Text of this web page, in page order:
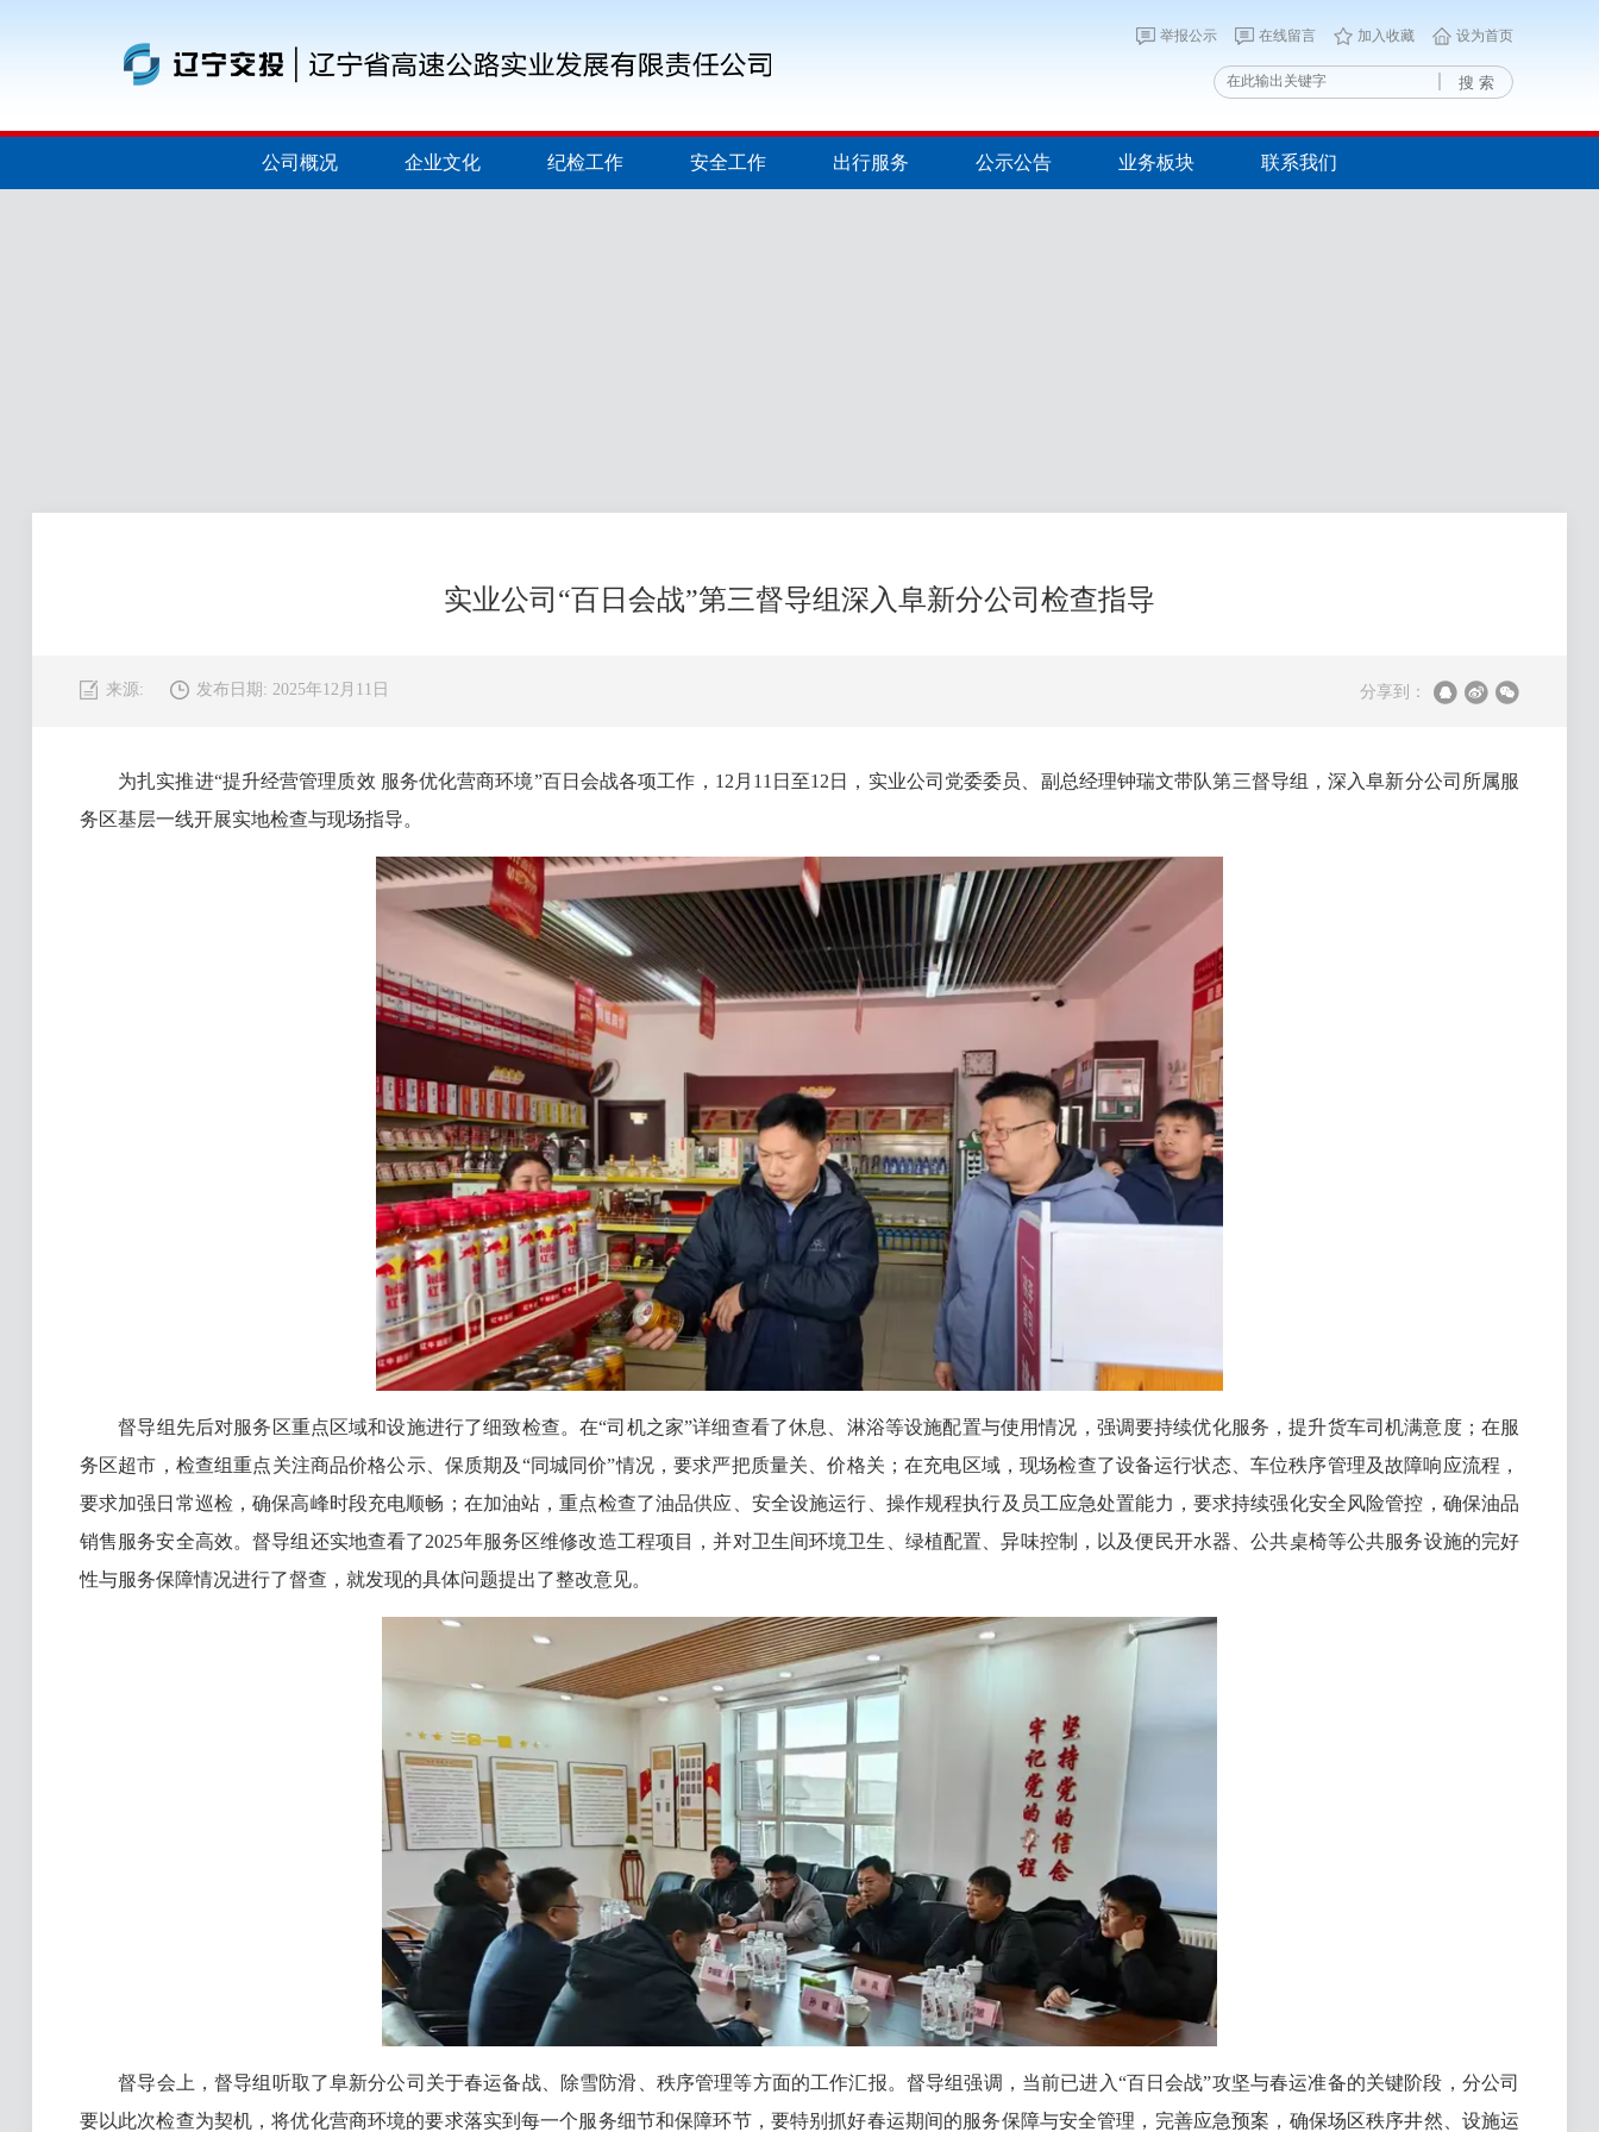
举报公示 在线留言 加入收藏 设为首页
搜 索
公司概况 企业文化 纪检工作 安全工作 出行服务 公示公告 业务板块 联系我们
实业公司“百日会战”第三督导组深入阜新分公司检查指导
来源: 发布日期: 2025年12月11日 分享到：
为扎实推进“提升经营管理质效 服务优化营商环境”百日会战各项工作，12月11日至12日，实业公司党委委员、副总经理钟瑞文带队第三督导组，深入阜新分公司所属服
务区基层一线开展实地检查与现场指导。
督导组先后对服务区重点区域和设施进行了细致检查。在“司机之家”详细查看了休息、淋浴等设施配置与使用情况，强调要持续优化服务，提升货车司机满意度；在服
务区超市，检查组重点关注商品价格公示、保质期及“同城同价”情况，要求严把质量关、价格关；在充电区域，现场检查了设备运行状态、车位秩序管理及故障响应流程，
要求加强日常巡检，确保高峰时段充电顺畅；在加油站，重点检查了油品供应、安全设施运行、操作规程执行及员工应急处置能力，要求持续强化安全风险管控，确保油品
销售服务安全高效。督导组还实地查看了2025年服务区维修改造工程项目，并对卫生间环境卫生、绿植配置、异味控制，以及便民开水器、公共桌椅等公共服务设施的完好
性与服务保障情况进行了督查，就发现的具体问题提出了整改意见。
督导会上，督导组听取了阜新分公司关于春运备战、除雪防滑、秩序管理等方面的工作汇报。督导组强调，当前已进入“百日会战”攻坚与春运准备的关键阶段，分公司
要以此次检查为契机，将优化营商环境的要求落实到每一个服务细节和保障环节，要特别抓好春运期间的服务保障与安全管理，完善应急预案，确保场区秩序井然、设施运